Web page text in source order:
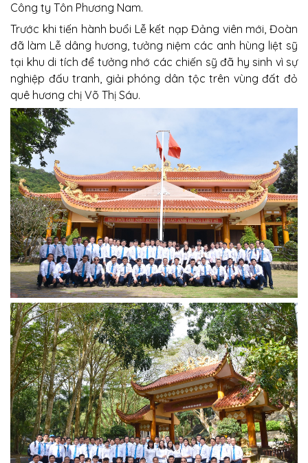
Công ty Tôn Phương Nam.
Trước khi tiến hành buổi Lễ kết nạp Đảng viên mới, Đoàn
đã làm Lễ dâng hương, tưởng niệm các anh hùng liệt sỹ
tại khu di tích để tưởng nhớ các chiến sỹ đã hy sinh vì sự
nghiệp đấu tranh, giải phóng dân tộc trên vùng đất đỏ
quê hương chị Võ Thị Sáu.